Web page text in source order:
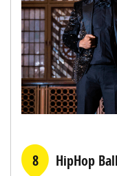
8 HipHop